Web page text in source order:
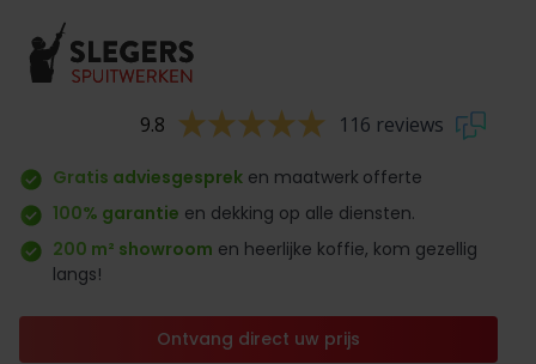
9.8 116 reviews
Gratis adviesgesprek en maatwerk offerte
100% garantie en dekking op alle diensten.
200 m² showroom en heerlijke koffie, kom gezellig
langs!
Ontvang direct uw prijs